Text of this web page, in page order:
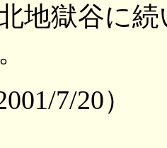
地獄谷に
7/20）